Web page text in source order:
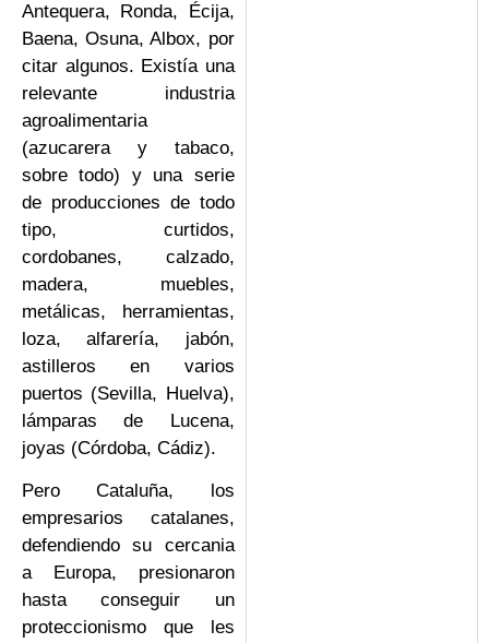
Antequera, Ronda, Écija,
Baena, Osuna, Albox, por
citar algunos. Existía una
relevante industria
agroalimentaria
(azucarera y tabaco,
sobre todo) y una serie
de producciones de todo
tipo, curtidos,
cordobanes, calzado,
madera, muebles,
metálicas, herramientas,
loza, alfarería, jabón,
astilleros en varios
puertos (Sevilla, Huelva),
lámparas de Lucena,
joyas (Córdoba, Cádiz).
Pero Cataluña, los
empresarios catalanes,
defendiendo su cercania
a Europa, presionaron
hasta conseguir un
proteccionismo que les